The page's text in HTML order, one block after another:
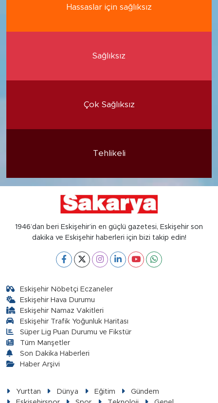
Hassaslar için sağlıksız
Sağlıksız
Çok Sağlıksız
Tehlikeli
1946’dan beri Eskişehir’in en güçlü gazetesi, Eskişehir son
dakika ve Eskişehir haberleri için bizi takip edin!
Eskişehir Nöbetçi Eczaneler
Eskişehir Hava Durumu
Eskişehir Namaz Vakitleri
Eskişehir Trafik Yoğunluk Haritası
Süper Lig Puan Durumu ve Fikstür
Tüm Manşetler
Son Dakika Haberleri
Haber Arşivi
Yurttan Dünya Eğitim
Gündem